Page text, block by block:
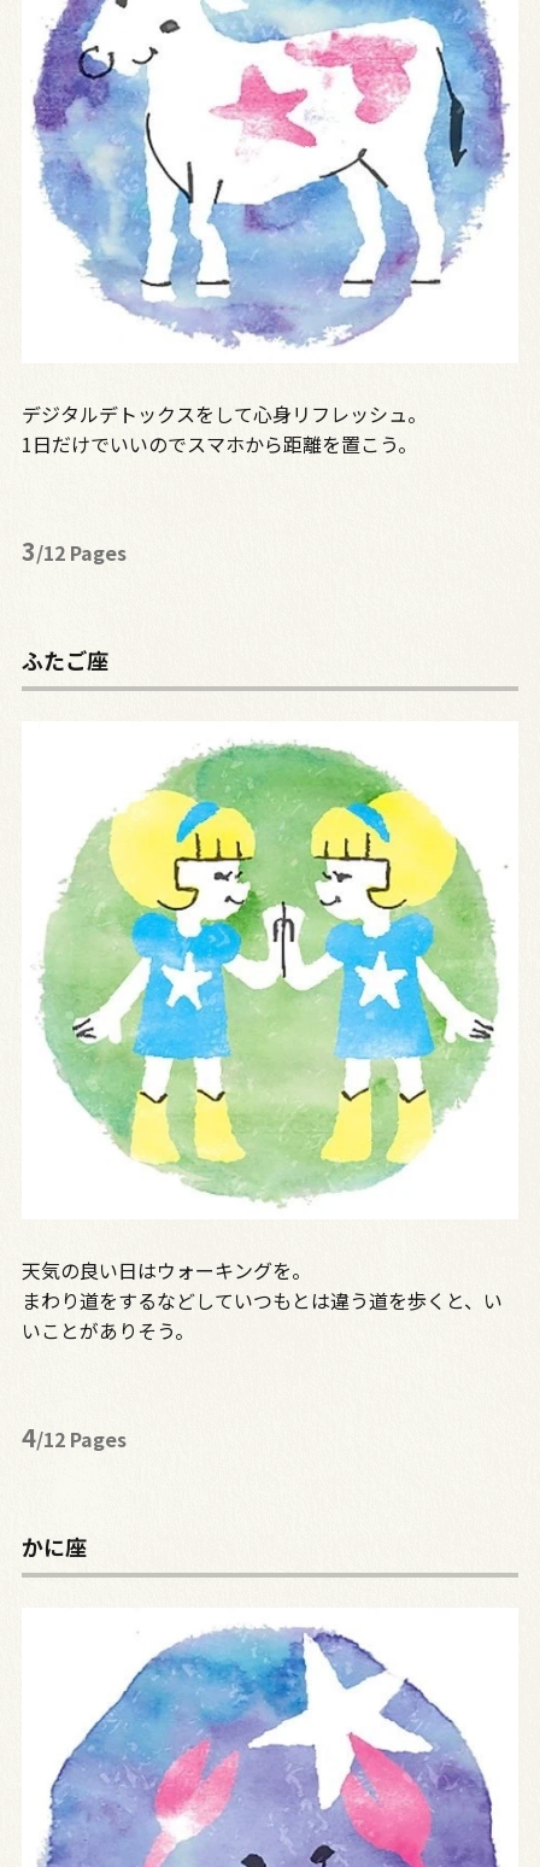
デジタルデトックスをして心身リフレッシュ。
1日だけでいいのでスマホから距離を置こう。
3/12 Pages
ふたご座
天気の良い日はウォーキングを。
まわり道をするなどしていつもとは違う道を歩くと、い
いことがありそう。
4/12 Pages
かに座